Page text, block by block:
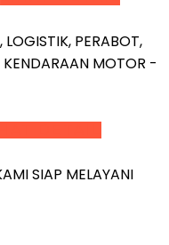
LOGISTIK, PERABOT,
MOTOR -
SIAP MELAYANI